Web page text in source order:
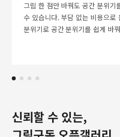
그림 한 점만 바꿔도 공간 분위기
수 있습니다. 부담 없는 비용으로
분위기로 공간 분위기를 쉽게 바
신뢰할 수 있는,